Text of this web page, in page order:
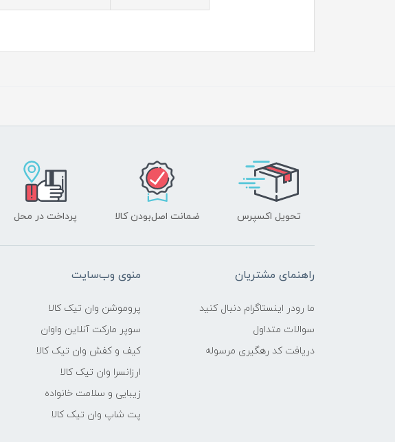
تحویل اکسپرس ضمانت اصل‌بودن کالا پرداخت در محل
راهنمای مشتریان
ما رودر اینستاگرام دنبال کنید
سوالات متداول
دریافت کد رهگیری مرسوله
منوی وب‌سایت
پروموشن وان تیک کالا
سوپر مارکت آنلاین واوان
کیف و کفش وان تیک کالا
ارزانسرا وان تیک کالا
زیبایی و سلامت خانواده
پت شاپ وان تیک کالا